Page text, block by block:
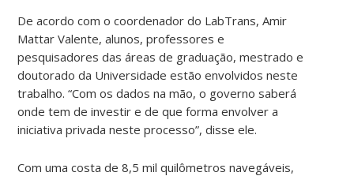
De acordo com o coordenador do LabTrans, Amir
Mattar Valente, alunos, professores e
pesquisadores das áreas de graduação, mestrado e
doutorado da Universidade estão envolvidos neste
trabalho. “Com os dados na mão, o governo saberá
onde tem de investir e de que forma envolver a
iniciativa privada neste processo”, disse ele.
Com uma costa de 8,5 mil quilômetros navegáveis,